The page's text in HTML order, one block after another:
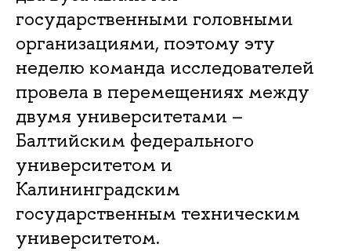
государственными головными
организациями, поэтому эту
неделю команда исследователей
провела в перемещениях между
двумя университетами –
Балтийским федерального
университетом и
Калининградским
государственным техническим
университетом.